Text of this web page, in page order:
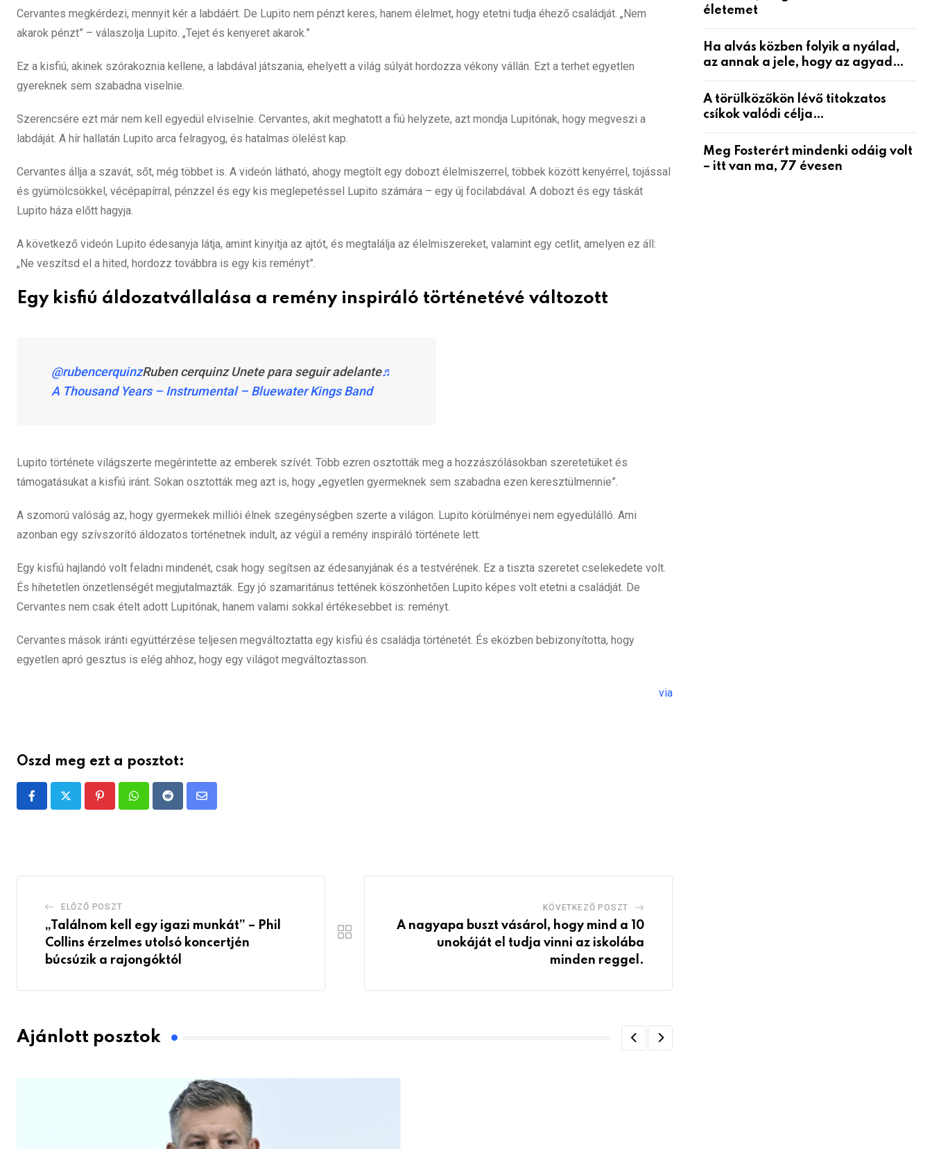
Cervantes megkérdezi, mennyit kér a labdáért. De Lupito nem pénzt keres, hanem élelmet, hogy etetni tudja éhező családját. „Nem
akarok pénzt” – válaszolja Lupito. „Tejet és kenyeret akarok.”
Ez a kisfiú, akinek szórakoznia kellene, a labdával játszania, ehelyett a világ súlyát hordozza vékony vállán. Ezt a terhet egyetlen
gyereknek sem szabadna viselnie.
Szerencsére ezt már nem kell egyedül elviselnie. Cervantes, akit meghatott a fiú helyzete, azt mondja Lupitónak, hogy megveszi a
labdáját. A hír hallatán Lupito arca felragyog, és hatalmas ölelést kap.
Cervantes állja a szavát, sőt, még többet is. A videón látható, ahogy megtölt egy dobozt élelmiszerrel, többek között kenyérrel, tojással
és gyümölcsökkel, vécépapírral, pénzzel és egy kis meglepetéssel Lupito számára – egy új focilabdával. A dobozt és egy táskát
Lupito háza előtt hagyja.
A következő videón Lupito édesanyja látja, amint kinyitja az ajtót, és megtalálja az élelmiszereket, valamint egy cetlit, amelyen ez áll:
„Ne veszítsd el a hited, hordozz továbbra is egy kis reményt”.
Egy kisfiú áldozatvállalása a remény inspiráló történetévé változott
@rubencerquinzRuben cerquinz Unete para seguir adelante♬
A Thousand Years – Instrumental – Bluewater Kings Band
Lupito története világszerte megérintette az emberek szívét. Több ezren osztották meg a hozzászólásokban szeretetüket és
támogatásukat a kisfiú iránt. Sokan osztották meg azt is, hogy „egyetlen gyermeknek sem szabadna ezen keresztülmennie”.
A szomorú valóság az, hogy gyermekek milliói élnek szegénységben szerte a világon. Lupito körülményei nem egyedülálló. Ami
azonban egy szívszorító áldozatos történetnek indult, az végül a remény inspiráló története lett.
Egy kisfiú hajlandó volt feladni mindenét, csak hogy segítsen az édesanyjának és a testvérének. Ez a tiszta szeretet cselekedete volt.
És hihetetlen önzetlenségét megjutalmazták. Egy jó szamaritánus tettének köszönhetően Lupito képes volt etetni a családját. De
Cervantes nem csak ételt adott Lupitónak, hanem valami sokkal értékesebbet is: reményt.
Cervantes mások iránti együttérzése teljesen megváltoztatta egy kisfiú és családja történetét. És eközben bebizonyította, hogy
egyetlen apró gesztus is elég ahhoz, hogy egy világot megváltoztasson.
via
Oszd meg ezt a posztot:
PinterestWhatsappRedditShare
ELŐZŐ POSZT
„Találnom kell egy igazi munkát” – Phil
Collins érzelmes utolsó koncertjén
búcsúzik a rajongóktól
KÖVETKEZŐ POSZT
A nagyapa buszt vásárol, hogy mind a 10
unokáját el tudja vinni az iskolába
minden reggel.
Ajánlott posztok
életemet
Ha alvás közben folyik a nyálad,
az annak a jele, hogy az agyad…
A törülközőkön lévő titokzatos
csíkok valódi célja…
Meg Fosterért mindenki odáig volt
– itt van ma, 77 évesen